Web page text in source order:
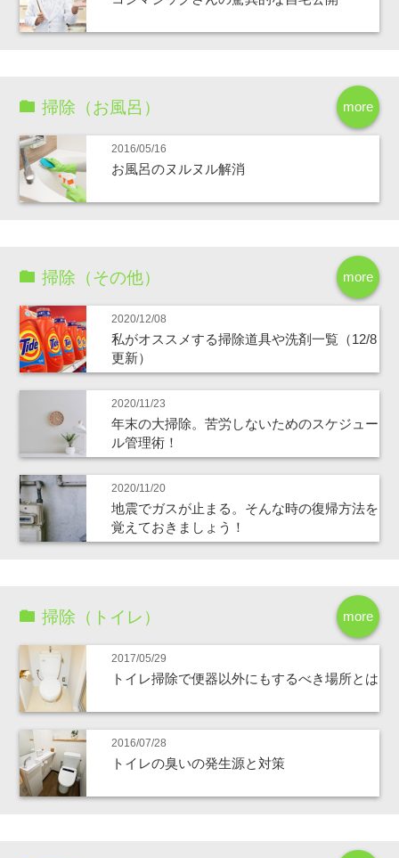
more
掃除（お風呂）
2016/05/16
お風呂のヌルヌル解消
more
掃除（その他）
2020/12/08
私がオススメする掃除道具や洗剤一覧（12/8
更新）
2020/11/23
年末の大掃除。苦労しないためのスケジュー
ル管理術！
2020/11/20
地震でガスが止まる。そんな時の復帰方法を
覚えておきましょう！
more
掃除（トイレ）
2017/05/29
トイレ掃除で便器以外にもするべき場所とは
2016/07/28
トイレの臭いの発生源と対策